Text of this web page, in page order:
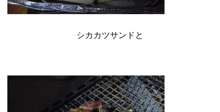
シカカツサンドと